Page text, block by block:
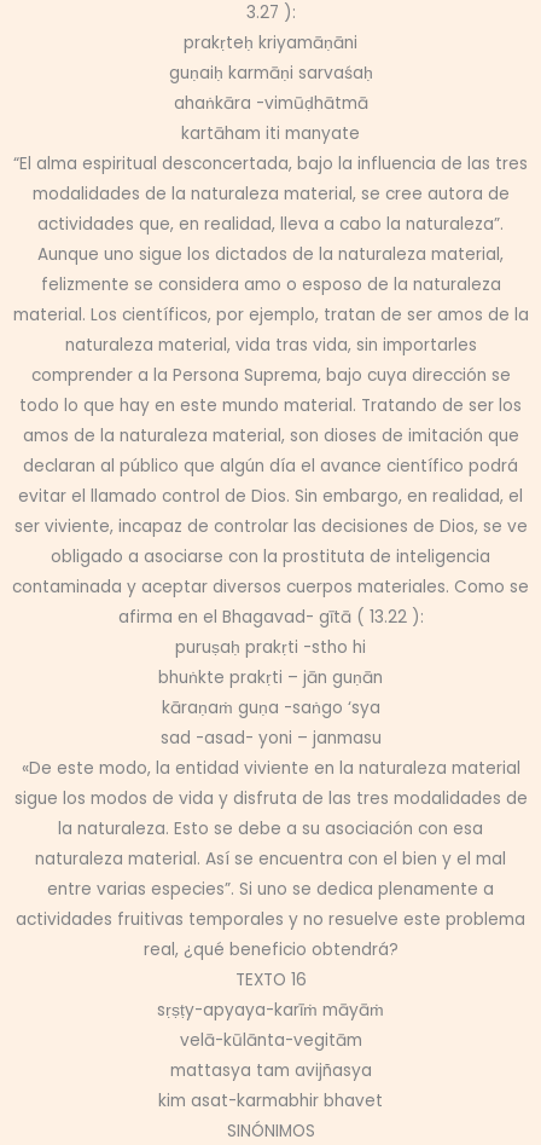
3.27 ):
prakṛteḥ kriyamāṇāni
guṇaiḥ karmāṇi sarvaśaḥ
ahaṅkāra -vimūḍhātmā
kartāham iti manyate
“El alma espiritual desconcertada, bajo la influencia de las tres
modalidades de la naturaleza material, se cree autora de
actividades que, en realidad, lleva a cabo la naturaleza”.
Aunque uno sigue los dictados de la naturaleza material,
felizmente se considera amo o esposo de la naturaleza
material. Los científicos, por ejemplo, tratan de ser amos de la
naturaleza material, vida tras vida, sin importarles
comprender a la Persona Suprema, bajo cuya dirección se
todo lo que hay en este mundo material. Tratando de ser los
amos de la naturaleza material, son dioses de imitación que
declaran al público que algún día el avance científico podrá
evitar el llamado control de Dios. Sin embargo, en realidad, el
ser viviente, incapaz de controlar las decisiones de Dios, se ve
obligado a asociarse con la prostituta de inteligencia
contaminada y aceptar diversos cuerpos materiales. Como se
afirma en el Bhagavad- gītā ( 13.22 ):
puruṣaḥ prakṛti -stho hi
bhuṅkte prakṛti – jān guṇān
kāraṇaṁ guṇa -saṅgo ‘sya
sad -asad- yoni – janmasu
«De este modo, la entidad viviente en la naturaleza material
sigue los modos de vida y disfruta de las tres modalidades de
la naturaleza. Esto se debe a su asociación con esa
naturaleza material. Así se encuentra con el bien y el mal
entre varias especies”. Si uno se dedica plenamente a
actividades fruitivas temporales y no resuelve este problema
real, ¿qué beneficio obtendrá?
TEXTO 16
sṛṣṭy-apyaya-karīṁ māyāṁ
velā-kūlānta-vegitām
mattasya tam avijñasya
kim asat-karmabhir bhavet
SINÓNIMOS